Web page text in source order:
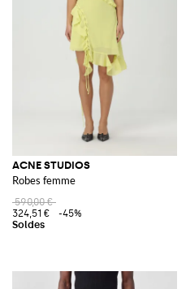
ACNE STUDIOS
Robes femme
590,00 €
324,51 €
-45%